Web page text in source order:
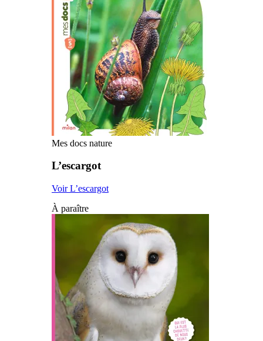
Mes docs nature
L’escargot
Voir L’escargot
À paraître